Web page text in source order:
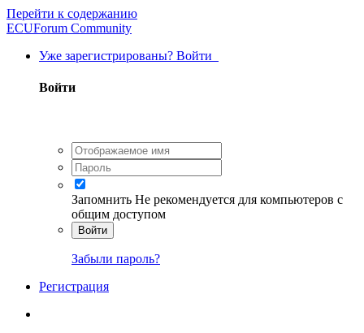
Перейти к содержанию
ECUForum Community
Уже зарегистрированы? Войти
Войти
Запомнить Не рекомендуется для компьютеров с
общим доступом
Войти
Забыли пароль?
Регистрация